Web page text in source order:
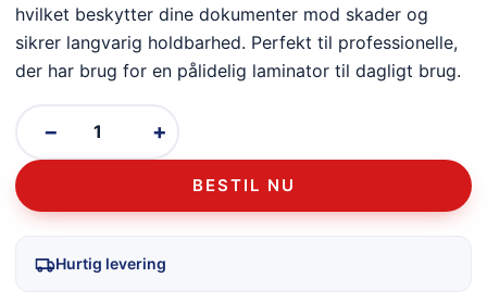
hvilket beskytter dine dokumenter mod skader og
sikrer langvarig holdbarhed. Perfekt til professionelle,
der har brug for en pålidelig laminator til dagligt brug.
− +
BESTIL NU
Hurtig levering